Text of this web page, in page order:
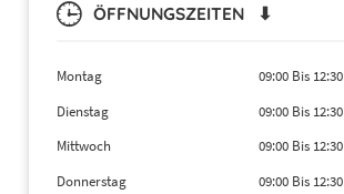
ÖFFNUNGSZEITEN ⬇
Montag 09:00 Bis 12:30
Dienstag
09:00 Bis 12:30
Mittwoch
09:00 Bis 12:30
Donnerstag
09:00 Bis 12:30